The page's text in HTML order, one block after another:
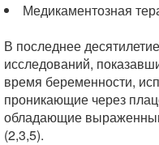
Медикаментозная
В последнее
исследований,
время беременности,
проникающие через
обладающие
(2,3,5).